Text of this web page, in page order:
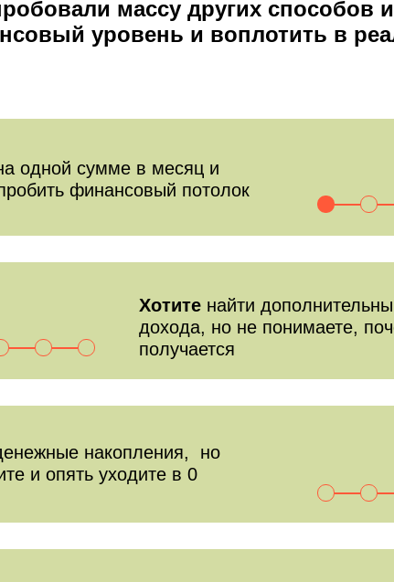
массу других способов
уровень и воплотить в
одной сумме в месяц и
финансовый потолок
Хотите найти
дохода, но не понимаете,
получается
накопления, но
и опять уходите в 0